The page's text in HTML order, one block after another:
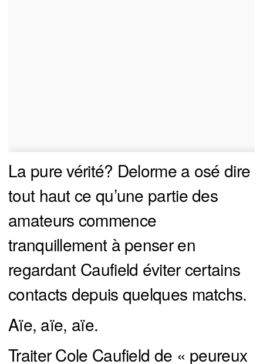
La pure vérité? Delorme a osé dire
tout haut ce qu’une partie des
amateurs commence
tranquillement à penser en
regardant Caufield éviter certains
contacts depuis quelques matchs.
Aïe, aïe, aïe.
Traiter Cole Caufield de « peureux